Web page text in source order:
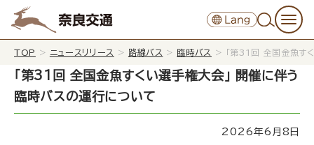
TOP > ニュースリリース > 路線バス > 臨時バス > 「第31回 全国金魚す
「第31回 全国金魚すくい選手権大会」 開催に伴う
臨時バスの運行について
2026年6月8日